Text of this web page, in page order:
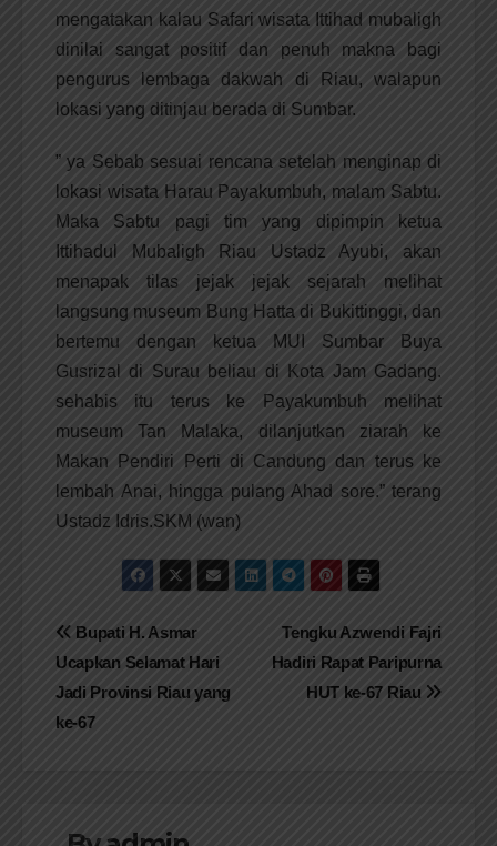
mengatakan kalau Safari wisata Ittihad mubaligh
dinilai sangat positif dan penuh makna bagi
pengurus lembaga dakwah di Riau, walapun
lokasi yang ditinjau berada di Sumbar.
” ya Sebab sesuai rencana setelah menginap di
lokasi wisata Harau Payakumbuh, malam Sabtu.
Maka Sabtu pagi tim yang dipimpin ketua
Ittihadul Mubaligh Riau Ustadz Ayubi, akan
menapak tilas jejak jejak sejarah melihat
langsung museum Bung Hatta di Bukittinggi, dan
bertemu dengan ketua MUI Sumbar Buya
Gusrizal di Surau beliau di Kota Jam Gadang.
sehabis itu terus ke Payakumbuh melihat
museum Tan Malaka, dilanjutkan ziarah ke
Makan Pendiri Perti di Candung dan terus ke
lembah Anai, hingga pulang Ahad sore.” terang
Ustadz Idris.SKM (wan)
Navigasi
pos
Tengku Azwendi Fajri
Hadiri Rapat Paripurna
HUT ke-67 Riau
Bupati H. Asmar
Ucapkan Selamat Hari
Jadi Provinsi Riau yang
ke-67